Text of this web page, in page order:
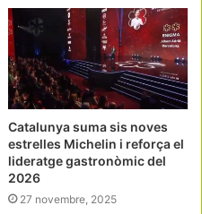
Catalunya suma sis noves
estrelles Michelin i reforça el
lideratge gastronòmic del
2026
27 novembre, 2025